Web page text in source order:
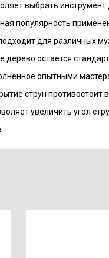
выбрать инструмент
популярность
для различных
дерево остается
опытными
струн противостоит
увеличить угол